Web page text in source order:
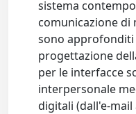
sistema
comunicazione di
sono
progettazione
per le interfacce
interpersonale
digitali (dall'e-